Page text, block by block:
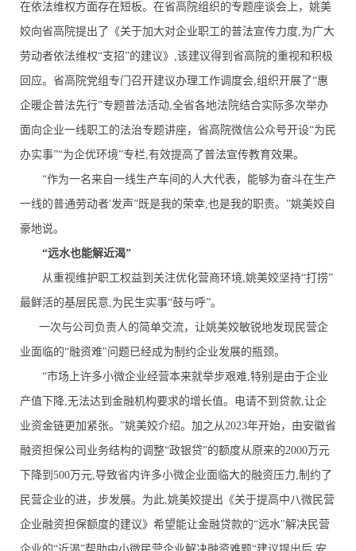
在依法维权方面存在短板。在省高院组织的专题座谈会上，姚美
姣向省高院提出了《关于加大对企业职工的普法宣传力度,为广大
劳动者依法维权“支招”的建议》,该建议得到省高院的重视和积极
回应。省高院党组专门召开建议办理工作调度会,组织开展了“惠
企暖企普法先行”专题普法活动,全省各地法院结合实际多次举办
面向企业一线职工的法治专题讲座，省高院微信公众号开设“为民
办实事”“为企优环境”专栏,有效提高了普法宣传教育效果。
“作为一名来自一线生产车间的人大代表，能够为奋斗在生产
一线的普通劳动者'发声”既是我的荣幸,也是我的职责。”姚美姣自
豪地说。
“远水也能解近渴”
从重视维护职工权益到关注优化营商环境,姚美姣坚持“打捞”
最鲜活的基层民意,为民生实事“鼓与呼”。
一次与公司负责人的简单交流，让姚美姣敏锐地发现民营企
业面临的“融资难"问题已经成为制约企业发展的瓶颈。
“市场上许多小微企业经营本来就举步艰难,特别是由于企业
产值下降,无法达到金融机构要求的增长值。电请不到贷款,让企
业资金链更加紧张。”姚美姣介绍。加之从2023年开始，由安徽省
融资担保公司业务结构的调整“政银贷”的额度从原来的2000万元
下降到500万元,导致省内许多小微企业面临大的融资压力,制约了
民营企业的进，步发展。为此,姚美姣提出《关于提高中八微民营
企业融资担保额度的建议》希望能让金融贷款的“远水"解决民营